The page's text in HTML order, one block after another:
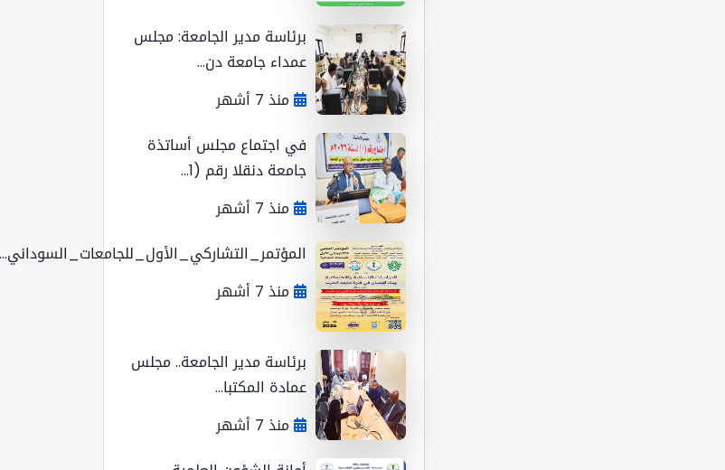
برئاسة مدير الجامعة: مجلس
عمداء جامعة دن...
منذ 7 أشهر
في اجتماع مجلس أساتذة
جامعة دنقلا رقم (1...
منذ 7 أشهر
المؤتمر_التشاركي_الأول_للجامعات_السوداني...
منذ 7 أشهر
برئاسة مدير الجامعة.. مجلس
عمادة المكتبا...
منذ 7 أشهر